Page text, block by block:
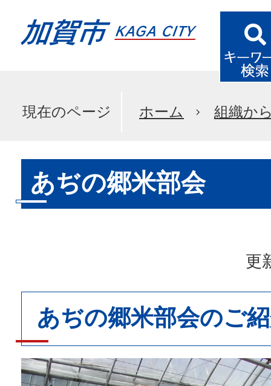
現在のページ ホーム 組織か
あぢの郷米部会
更
あぢの郷米部会のご